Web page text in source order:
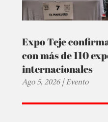
Expo Teje
con más de 110
internacionales
Ago 5, 2026|Evento